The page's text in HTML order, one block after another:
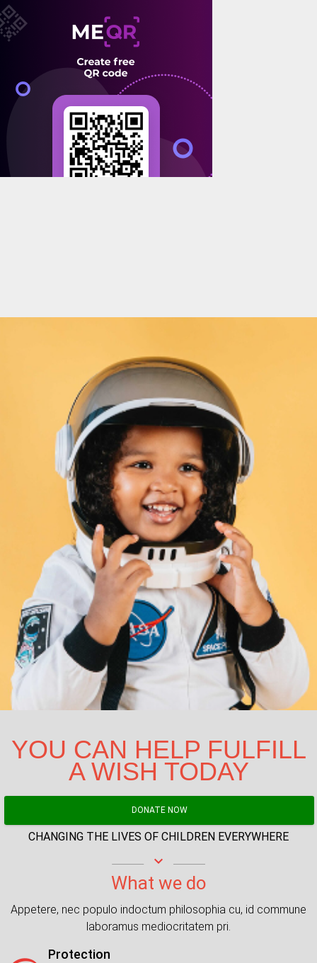
YOU CAN HELP FULFILL
A WISH TODAY
DONATE NOW
CHANGING THE LIVES OF CHILDREN EVERYWHERE
keyboard_arrow_down
What we do
Appetere, nec populo indoctum philosophia cu, id commune
laboramus mediocritatem pri.
Protection